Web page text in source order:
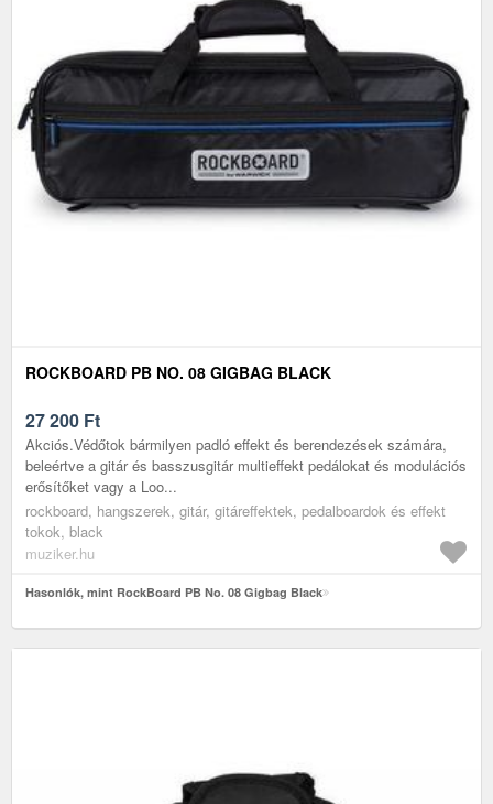
ROCKBOARD PB NO. 08 GIGBAG BLACK
27 200 Ft
Akciós.Védőtok bármilyen padló effekt és berendezések számára,
beleértve a gitár és basszusgitár multieffekt pedálokat és modulációs
erősítőket vagy a Loo...
rockboard, hangszerek, gitár, gitáreffektek, pedalboardok és effekt
tokok, black
muziker.hu
Hasonlók, mint RockBoard PB No. 08 Gigbag Black